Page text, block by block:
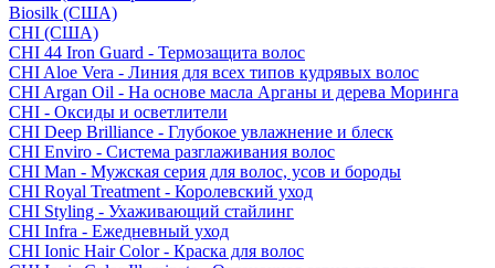
Biosilk (США)
CHI (США)
CHI 44 Iron Guard - Термозащита волос
CHI Aloe Vera - Линия для всех типов кудрявых волос
CHI Argan Oil - На основе масла Арганы и дерева Моринга
CHI - Оксиды и осветлители
CHI Deep Brilliance - Глубокое увлажнение и блеск
CHI Enviro - Система разглаживания волос
CHI Man - Мужская серия для волос, усов и бороды
CHI Royal Treatment - Королевский уход
CHI Styling - Ухаживающий стайлинг
CHI Infra - Ежедневный уход
CHI Ionic Hair Color - Краска для волос